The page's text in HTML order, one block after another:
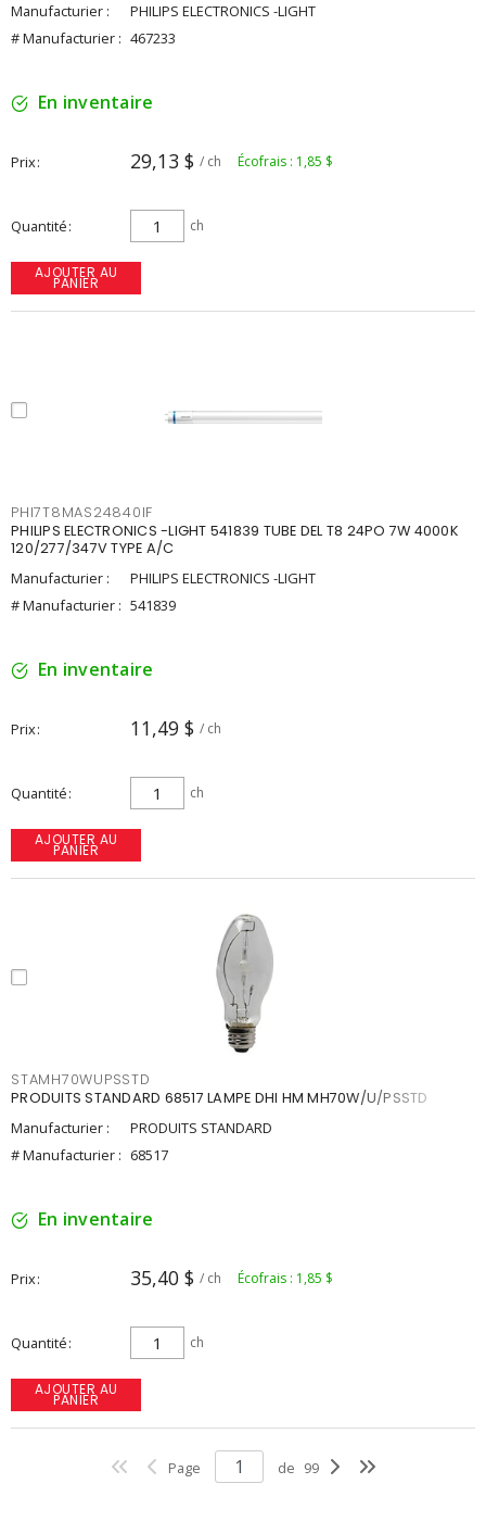
Manufacturier :
PHILIPS ELECTRONICS -LIGHT
# Manufacturier : 467233
En inventaire
Prix 29,13 $ / ch Écofrais : 1,85 $
Quantité ch
AJOUTER AU
PANIER
PHI7T8MAS24840IF
PHILIPS ELECTRONICS -LIGHT 541839 TUBE DEL T8 24PO 7W 4000K
120/277/347V TYPE A/C
Manufacturier :
PHILIPS ELECTRONICS -LIGHT
# Manufacturier : 541839
En inventaire
Prix 11,49 $ / ch
Quantité ch
AJOUTER AU
PANIER
STAMH70WUPSSTD
PRODUITS STANDARD 68517 LAMPE DHI HM MH70W/U/PSSTD
Manufacturier :
PRODUITS STANDARD
# Manufacturier : 68517
En inventaire
Prix 35,40 $ / ch Écofrais : 1,85 $
Quantité ch
AJOUTER AU
PANIER
Page de 99